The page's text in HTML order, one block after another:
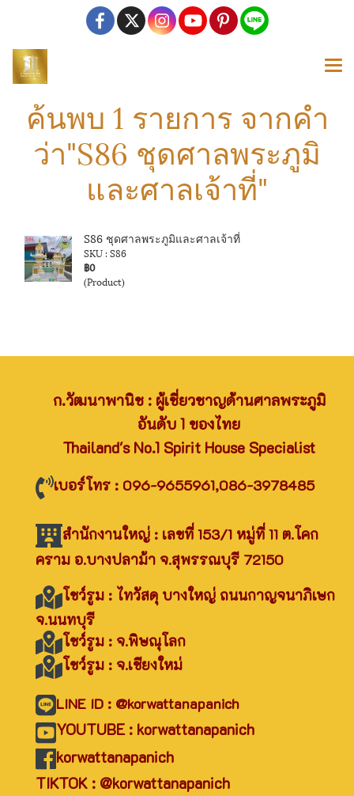
ค้นพบ 1 รายการ จากคำ
ว่า"S86 ชุดศาลพระภูมิ
และศาลเจ้าที่"
S86 ชุดศาลพระภูมิและศาลเจ้าที่
SKU : S86
฿0
(Product)
ก.วัฒนาพานิช : ผู้เชี่ยวชาญด้านศาลพระภูมิ
อันดับ 1 ของไทย
Thailand's No.1 Spirit House Specialist
เบอร์โทร : 096-9655961,086-3978485
สำนักงานใหญ่ : เลขที่ 153/1 หมู่ที่ 11 ต.โคก
คราม อ.บางปลาม้า จ.สุพรรณบุรี 72150
โชว์รูม : ไทวัสดุ บางใหญ่ ถนนกาญจนาภิเษก
จ.นนทบุรี
โชว์รูม : จ.พิษณุโลก
โชว์รูม : จ.เชียงใหม่
LINE ID : @korwattanapanich
YOUTUBE : korwattanapanich
korwattanapanich
TIKTOK : @korwattanapanich